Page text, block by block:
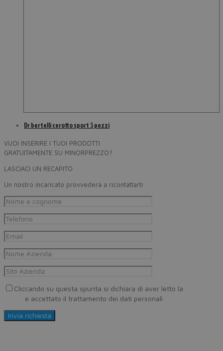
Dr bertelli cerotto sport 3 pezzi
VUOI INSERIRE I TUOI PRODOTTI
GRATUITAMENTE SU MINORPREZZO?
LASCIACI UN RECAPITO
Un nostro incaricato provvederà a ricontattarti
Cliccando su questa spunta si dichiara di aver letto la
e accettato il trattamento dei dati personali